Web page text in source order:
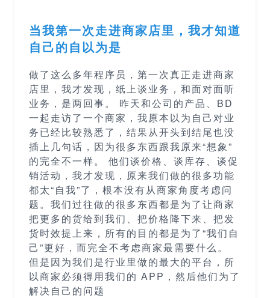
当我第一次走进商家店里，我才知道
自己的自以为是
做了这么多年程序员，第一次真正走进商家
店里，我才发现，纸上谈业务，和面对面听
业务，是两回事。 昨天和公司的产品、BD
一起走访了一个商家，我原本以为自己对业
务已经比较熟悉了，结果从开头到结尾也没
插上几句话，因为很多东西跟我原来“想象”
的完全不一样。 他们谈价格、谈库存、谈促
销活动，我才发现，原来我们做的很多功能
都太“自我”了，根本没有从商家角度考虑问
题。我们过往做的很多东西都是为了让商家
把更多的货给到我们、把价格降下来、把发
货时效提上来，所有的目的都是为了“我们自
己”更好，而完全不考虑商家最需要什么。
但是因为我们是行业里做的最大的平台，所
以商家必须得用我们的 APP，然后他们为了
解决自己的问题